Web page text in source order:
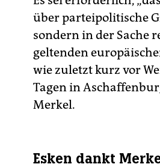
über parteipolitische
sondern in der Sache
geltenden
wie zuletzt kurz vor
Tagen in
Merkel.
Esken dankt